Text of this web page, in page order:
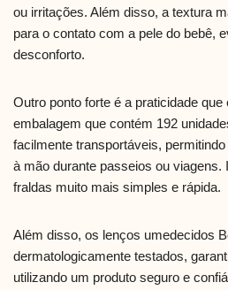
ou irritações. Além disso, a textura
para o contato com a pele do bebê,
desconforto.
Outro ponto forte é a praticidade
embalagem que contém 192
facilmente transportáveis,
à mão durante passeios ou viagens.
fraldas muito mais simples e rápida.
Além disso, os lenços umedecidos
dermatologicamente testados,
utilizando um produto seguro e